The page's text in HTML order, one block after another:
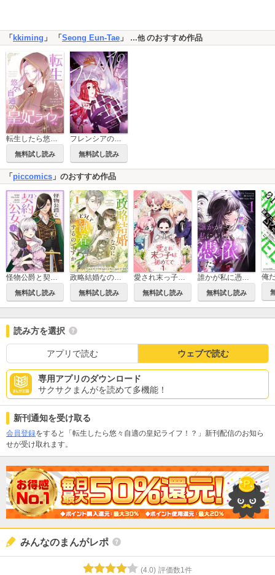
「kkiming 」 「Seong Eun-Tae 」 …他のおすすめ作品
無料試し読み 無料試し読み
「 piccomics 」のおすすめ作品
怪物公爵と契約公女
無料試し読み
政略結婚なのにどうして執着するのですか？
無料試し読み
愛され末っ子は初めてで
無料試し読み
誰かが私に憑依した
無料試し読み
読み方を選択
アプリで読む ウェブで読む
専用アプリのダウンロード
サクサクまんがを読めて多機能！
新刊通知を受け取る
会員登録をすると「転生したら悠々自適の皇妃ライフ！？」新刊配信のお知ら
せが受け取れます。
みんなのまんがレポ
(4.0) 評価数1件